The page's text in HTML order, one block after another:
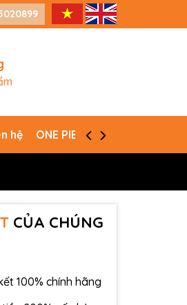
hệ ONE PIECE CARD GAME
CỦA CHÚNG
100% chính hãng